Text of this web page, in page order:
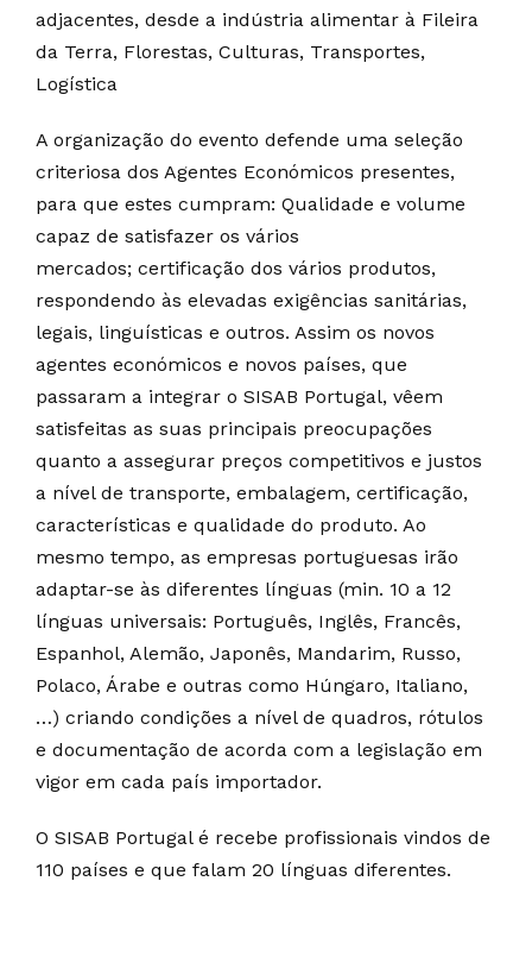
adjacentes, desde a indústria alimentar à Fileira
da Terra, Florestas, Culturas, Transportes,
Logística
A organização do evento defende uma seleção
criteriosa dos Agentes Económicos presentes,
para que estes cumpram: Qualidade e volume
capaz de satisfazer os vários
mercados; certificação dos vários produtos,
respondendo às elevadas exigências sanitárias,
legais, linguísticas e outros. Assim os novos
agentes económicos e novos países, que
passaram a integrar o SISAB Portugal, vêem
satisfeitas as suas principais preocupações
quanto a assegurar preços competitivos e justos
a nível de transporte, embalagem, certificação,
características e qualidade do produto. Ao
mesmo tempo, as empresas portuguesas irão
adaptar-se às diferentes línguas (min. 10 a 12
línguas universais: Português, Inglês, Francês,
Espanhol, Alemão, Japonês, Mandarim, Russo,
Polaco, Árabe e outras como Húngaro, Italiano,
…) criando condições a nível de quadros, rótulos
e documentação de acorda com a legislação em
vigor em cada país importador.
O SISAB Portugal é recebe profissionais vindos de
110 países e que falam 20 línguas diferentes.